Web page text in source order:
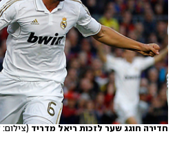
חדירה חוגג שער לזכות ריאל מדריד(צילום: AP)